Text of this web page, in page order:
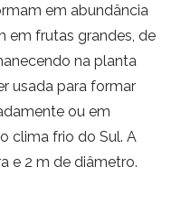
em abundância
em frutas grandes, de
na planta
usada para formar
ou em
clima frio do Sul. A
e 2 m de diâmetro.